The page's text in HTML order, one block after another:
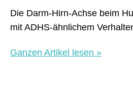
Die Darm-Hirn-Achse beim
mit ADHS-ähnlichem
Ganzen Artikel lesen »